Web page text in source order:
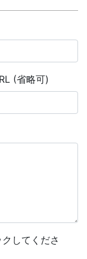
(省略可)
してくださ